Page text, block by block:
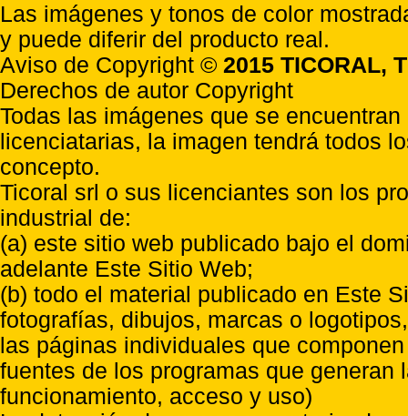
Las imágenes y tonos de color
y puede diferir del producto real.
Aviso de Copyright © 2015 TICORAL,
Derechos de autor Copyright
Todas las imágenes que se
licenciatarias, la imagen tendrá todos
concepto.
Ticoral srl o sus licenciantes son los
industrial de:
(a) este sitio web publicado bajo el
adelante Este Sitio Web;
(b) todo el material publicado en Este
fotografías, dibujos, marcas o
las páginas individuales que
fuentes de los programas que
funcionamiento, acceso y uso)